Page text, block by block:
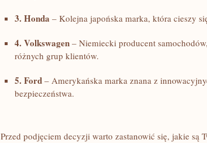
3. Honda – Kolejna japońska marka, która cieszy
4.⁤ Volkswagen – Niemiecki‌ producent
różnych grup klientów.
5. Ford – Amerykańska marka znana z
bezpieczeństwa.
Przed podjęciem decyzji warto zastanowić się, jakie⁤ są